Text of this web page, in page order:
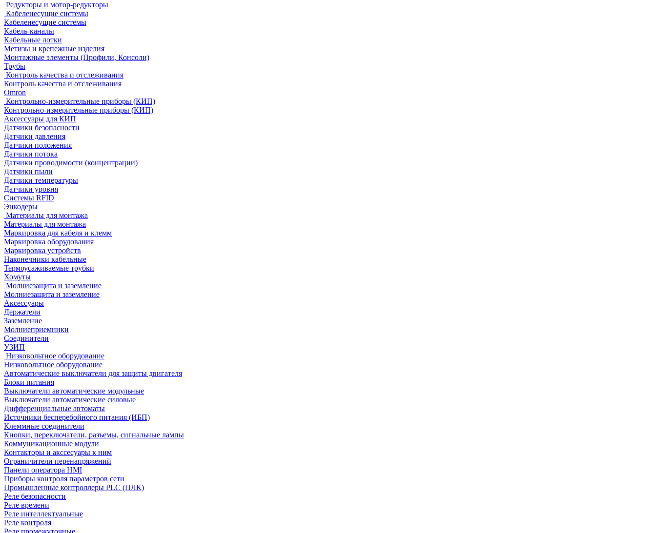
Редукторы и мотор-редукторы
Кабеленесущие системы
Кабеленесущие системы
Кабель-каналы
Кабельные лотки
Метизы и крепежные изделия
Монтажные элементы (Профили, Консоли)
Трубы
Контроль качества и отслеживания
Контроль качества и отслеживания
Omron
Контрольно-измерительные приборы (КИП)
Контрольно-измерительные приборы (КИП)
Аксессуары для КИП
Датчики безопасности
Датчики давления
Датчики положения
Датчики потока
Датчики проводимости (концентрации)
Датчики пыли
Датчики температуры
Датчики уровня
Системы RFID
Энкодеры
Материалы для монтажа
Материалы для монтажа
Маркировка для кабеля и клемм
Маркировка оборудования
Маркировка устройств
Наконечники кабельные
Термоусаживаемые трубки
Хомуты
Молниезащита и заземление
Молниезащита и заземление
Аксессуары
Держатели
Заземление
Молниеприемники
Соединители
УЗИП
Низковольтное оборудование
Низковольтное оборудование
Автоматические выключатели для защиты двигателя
Блоки питания
Выключатели автоматические модульные
Выключатели автоматические силовые
Дифференциальные автоматы
Источники бесперебойного питания (ИБП)
Клеммные соединители
Кнопки, переключатели, разъемы, сигнальные лампы
Коммуникационные модули
Контакторы и акссесуары к ним
Ограничители перенапряжений
Панели оператора HMI
Приборы контроля параметров сети
Промышленные контроллеры PLC (ПЛК)
Реле безопасности
Реле времени
Реле интеллектуальные
Реле контроля
Реле промежуточные